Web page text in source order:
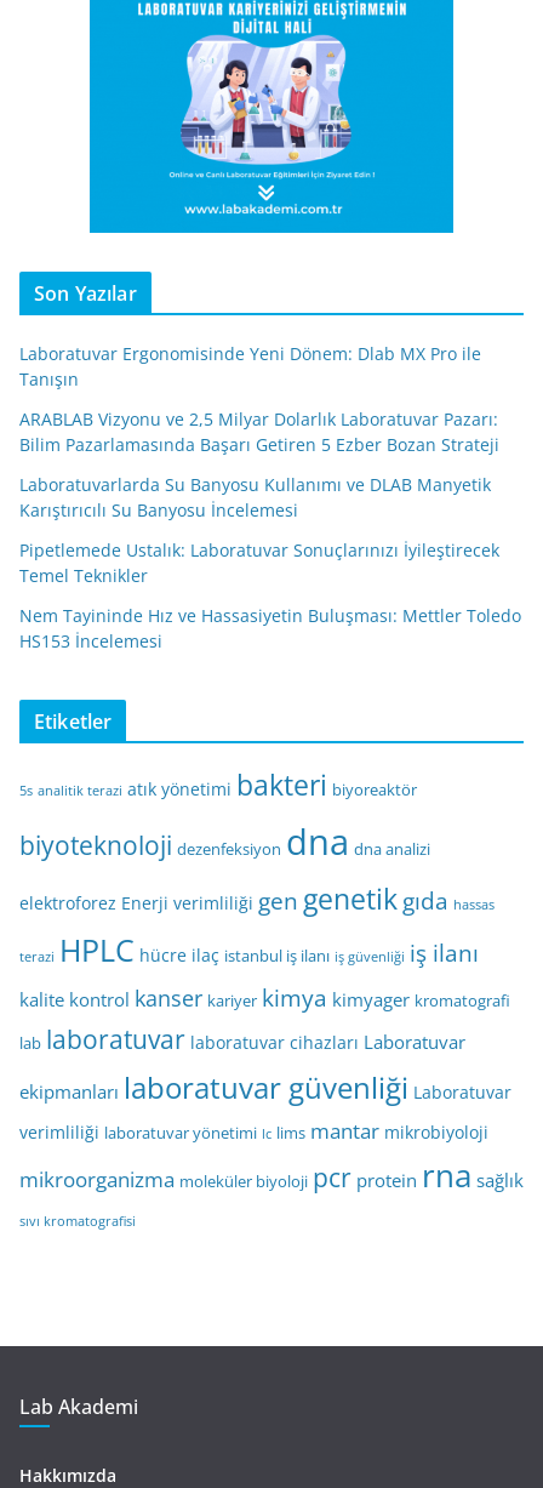
Son Yazılar
Laboratuvar Ergonomisinde Yeni Dönem: Dlab MX Pro ile
Tanışın
ARABLAB Vizyonu ve 2,5 Milyar Dolarlık Laboratuvar Pazarı:
Bilim Pazarlamasında Başarı Getiren 5 Ezber Bozan Strateji
Laboratuvarlarda Su Banyosu Kullanımı ve DLAB Manyetik
Karıştırıcılı Su Banyosu İncelemesi
Pipetlemede Ustalık: Laboratuvar Sonuçlarınızı İyileştirecek
Temel Teknikler
Nem Tayininde Hız ve Hassasiyetin Buluşması: Mettler Toledo
HS153 İncelemesi
Etiketler
5s analitik terazi atık yönetimi bakteri biyoreaktör
biyoteknoloji dezenfeksiyon dna dna analizi
elektroforez Enerji verimliliği gen genetikgıda hassas
terazi HPLC hücre ilaç istanbul iş ilanı iş güvenliği iş ilanı
kalite kontrol kanser kariyer kimya kimyager kromatografi
lab laboratuvar laboratuvar cihazları Laboratuvar
ekipmanları laboratuvar güvenliği Laboratuvar
verimliliği laboratuvar yönetimi lc lims mantar mikrobiyoloji
mikroorganizma moleküler biyoloji pcr protein rna sağlık
sıvı kromatografisi
Lab Akademi
Hakkımızda